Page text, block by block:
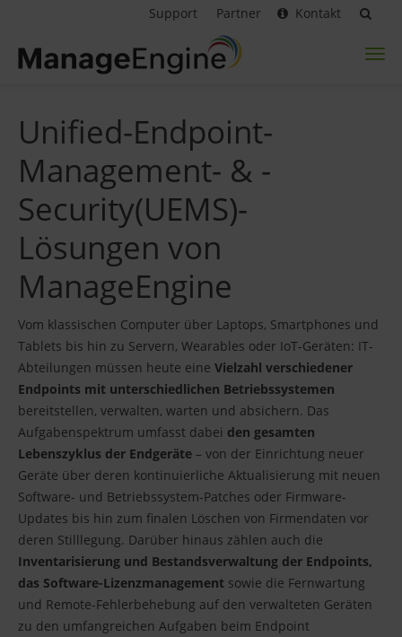
Support Partner Kontakt
Unified-Endpoint-
Management- & -
Security(UEMS)-
Lösungen von
ManageEngine
Vom klassischen Computer über Laptops, Smartphones und
Tablets bis hin zu Servern, Wearables oder IoT-Geräten: IT-
Abteilungen müssen heute eine Vielzahl verschiedener
Endpoints mit unterschiedlichen Betriebssystemen
bereitstellen, verwalten, warten und absichern. Das
Aufgabenspektrum umfasst dabei den gesamten
Lebenszyklus der Endgeräte – von der Einrichtung neuer
Geräte über deren kontinuierliche Aktualisierung mit neuen
Software- und Betriebssystem-Patches oder Firmware-
Updates bis hin zum finalen Löschen von Firmendaten vor
deren Stilllegung. Darüber hinaus zählen auch die
Inventarisierung und Bestandsverwaltung der Endpoints,
das Software-Lizenzmanagement sowie die Fernwartung
und Remote-Fehlerbehebung auf den verwalteten Geräten
zu den umfangreichen Aufgaben beim Endpoint